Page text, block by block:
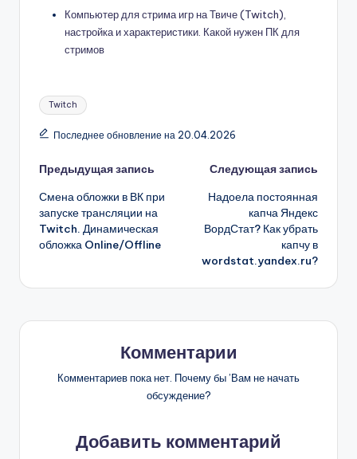
Компьютер для стрима игр на Твиче (Twitch),
настройка и характеристики. Какой нужен ПК для
стримов
Метки:
Twitch
Последнее обновление на 20.04.2026
Навигация
записи
Предыдущая запись
Смена обложки в ВК при
запуске трансляции на
Twitch. Динамическая
обложка Online/Offline
Следующая запись
Надоела постоянная
капча Яндекс
ВордСтат? Как убрать
капчу в
wordstat.yandex.ru?
Комментарии
Комментариев пока нет. Почему бы ’Вам не начать
обсуждение?
Добавить комментарий